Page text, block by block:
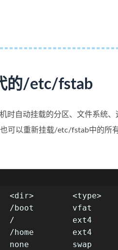
的/etc/fstab
时自动挂载的分区、文件系统
可以重新挂载/etc/fstab中的所有
<dir>        <type>
/boot        vfat
/            ext4
/home        ext4
none         swap